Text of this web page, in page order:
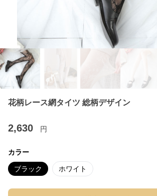
花柄レース網タイツ 総柄デザイン
2,630 円
カラー
ブラック ホワイト